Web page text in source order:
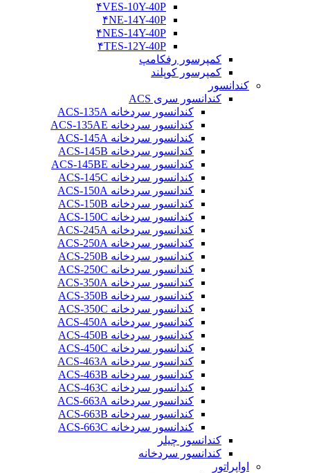
۴VES-10Y-40P
۴NE-14Y-40P
۴NES-14Y-40P
۴TES-12Y-40P
کمپرسور رفکامپ
کمپرسور کوپلند
کندانسور
کندانسور سری ACS
کندانسور سردخانه ACS-135A
کندانسور سردخانه ACS-135AE
کندانسور سردخانه ACS-145A
کندانسور سردخانه ACS-145B
کندانسور سردخانه ACS-145BE
کندانسور سردخانه ACS-145C
کندانسور سردخانه ACS-150A
کندانسور سردخانه ACS-150B
کندانسور سردخانه ACS-150C
کندانسور سردخانه ACS-245A
کندانسور سردخانه ACS-250A
کندانسور سردخانه ACS-250B
کندانسور سردخانه ACS-250C
کندانسور سردخانه ACS-350A
کندانسور سردخانه ACS-350B
کندانسور سردخانه ACS-350C
کندانسور سردخانه ACS-450A
کندانسور سردخانه ACS-450B
کندانسور سردخانه ACS-450C
کندانسور سردخانه ACS-463A
کندانسور سردخانه ACS-463B
کندانسور سردخانه ACS-463C
کندانسور سردخانه ACS-663A
کندانسور سردخانه ACS-663B
کندانسور سردخانه ACS-663C
کندانسور چیلر
کندانسور سردخانه
اواپراتور